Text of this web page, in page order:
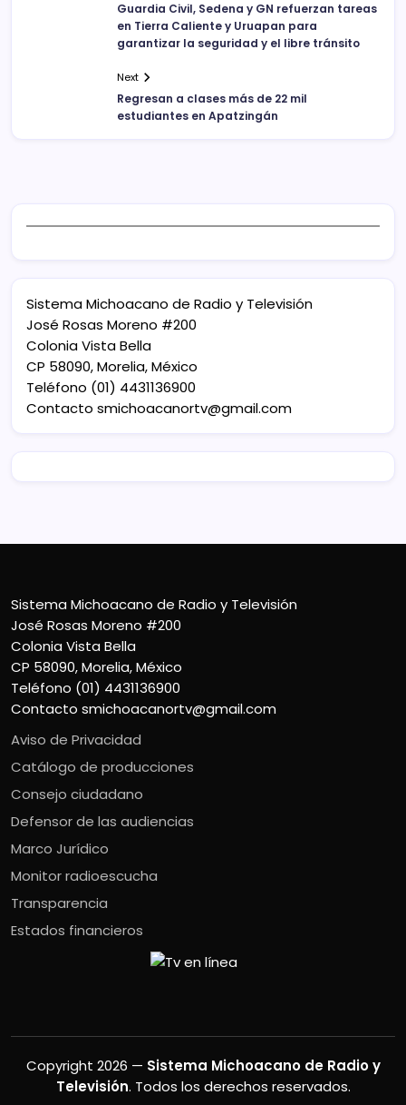
Guardia Civil, Sedena y GN refuerzan tareas
en Tierra Caliente y Uruapan para
garantizar la seguridad y el libre tránsito
Next
Regresan a clases más de 22 mil
estudiantes en Apatzingán
Sistema Michoacano de Radio y Televisión
José Rosas Moreno #200
Colonia Vista Bella
CP 58090, Morelia, México
Teléfono (01) 4431136900
Contacto smichoacanortv@gmail.com
Sistema Michoacano de Radio y Televisión
José Rosas Moreno #200
Colonia Vista Bella
CP 58090, Morelia, México
Teléfono (01) 4431136900
Contacto smichoacanortv@gmail.com
Aviso de Privacidad
Catálogo de producciones
Consejo ciudadano
Defensor de las audiencias
Marco Jurídico
Monitor radioescucha
Transparencia
Estados financieros
Copyright 2026 — Sistema Michoacano de Radio y
Televisión. Todos los derechos reservados.